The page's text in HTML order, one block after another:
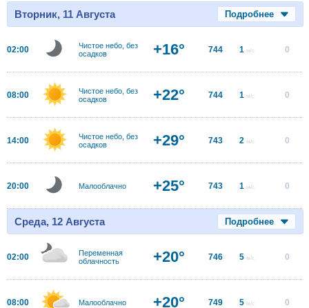
Вторник, 11 Августа Подробнее
02:00
Чистое небо, без
осадков
+16° 744 1 м/с 0
08:00
Чистое небо, без
осадков
+22° 744 1 м/с 0
14:00
Чистое небо, без
осадков
+29° 743 2 м/с 0
20:00 Малооблачно +25° 743 1 м/с 0
Среда, 12 Августа Подробнее
02:00
Переменная
облачность
+20° 746 5 м/с 0
08:00 Малооблачно +20° 749 5 м/с 0